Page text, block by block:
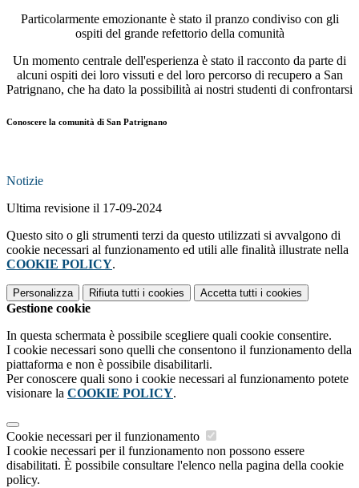
Particolarmente emozionante è stato il pranzo condiviso con gli
ospiti del grande refettorio della comunità
Un momento centrale dell'esperienza è stato il racconto da parte di
alcuni ospiti dei loro vissuti e del loro percorso di recupero a San
Patrignano, che ha dato la possibilità ai nostri studenti di confrontarsi
Conoscere la comunità di San Patrignano
Notizie
Ultima revisione il 17-09-2024
Questo sito o gli strumenti terzi da questo utilizzati si avvalgono di
cookie necessari al funzionamento ed utili alle finalità illustrate nella
COOKIE POLICY.
Personalizza Rifiuta tutti i cookies Accetta tutti i cookies
Gestione cookie
In questa schermata è possibile scegliere quali cookie consentire.
I cookie necessari sono quelli che consentono il funzionamento della
piattaforma e non è possibile disabilitarli.
Per conoscere quali sono i cookie necessari al funzionamento potete
visionare la COOKIE POLICY.
Cookie necessari per il funzionamento
I cookie necessari per il funzionamento non possono essere
disabilitati. È possibile consultare l'elenco nella pagina della cookie
policy.